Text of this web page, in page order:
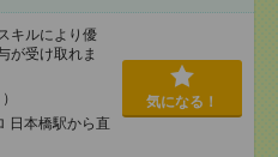
キルにより優
が受け取れま
日本橋駅から直
気になる！